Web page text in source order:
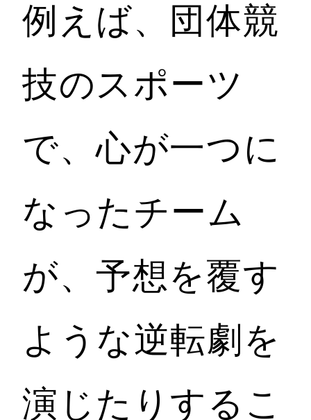
例えば、団体競
技のスポーツ
で、心が一つに
なったチーム
が、予想を覆す
ような逆転劇を
演じたりするこ